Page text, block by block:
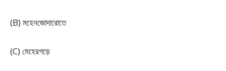
(B) মহেনজোদারোতে
(C) মেহেরগড়ে